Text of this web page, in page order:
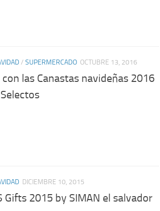
/ SUPERMERCADO OCTUBRE 13, 2016
las Canastas navideñas 2016
DICIEMBRE 10, 2015
Gifts 2015 by SIMAN el salvador